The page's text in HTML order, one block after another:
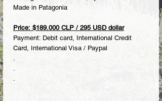
Made in Patagonia
Price: $189.000 CLP / 295 USD dollar
Payment: Debit card, International Credit
Card, International Visa / Paypal
.
.
.